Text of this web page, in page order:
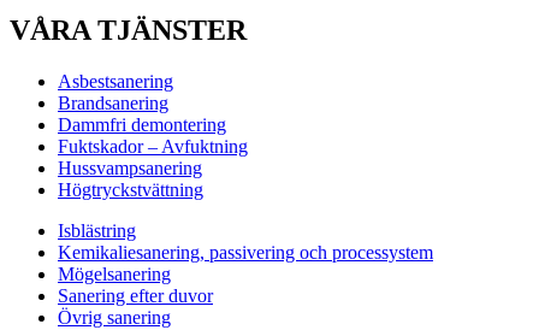
VÅRA TJÄNSTER
Asbestsanering
Brandsanering
Dammfri demontering
Fuktskador – Avfuktning
Hussvampsanering
Högtryckstvättning
Isblästring
Kemikaliesanering, passivering och processystem
Mögelsanering
Sanering efter duvor
Övrig sanering